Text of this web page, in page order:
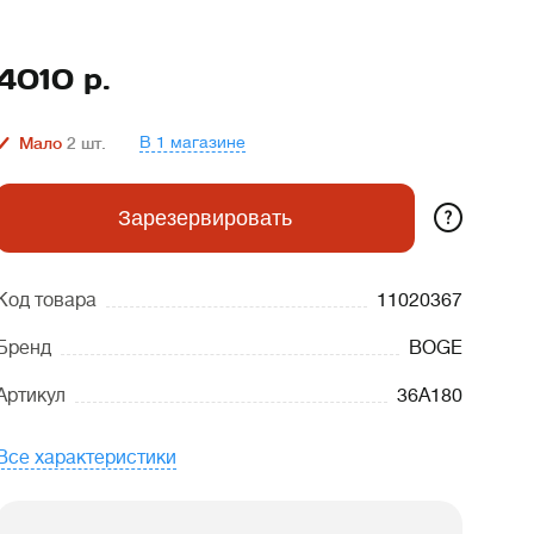
р.
Мало 2 шт. В 1 магазине
Зарезервировать ?
товара 11020367
BOGE
36A180
характеристики